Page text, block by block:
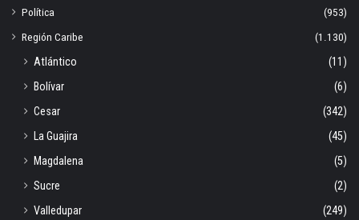
Política
(953)
Región Caribe
(1.130)
Atlántico
(11)
Bolívar
(6)
Cesar
(342)
La Guajira
(45)
Magdalena
(5)
Sucre
(2)
Valledupar
(249)